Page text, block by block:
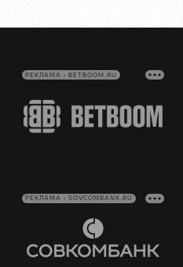
РЕКЛАМА • BETBOOM.RU
РЕКЛАМА • SOVCOMBANK.RU